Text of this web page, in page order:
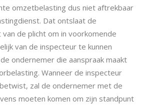
omzetbelasting dus niet aftrekbaar
Dat ontslaat de
de plicht om in voorkomende
van de inspecteur te kunnen
ondernemer die aanspraak maakt
Wanneer de inspecteur
zal de ondernemer met de
moeten komen om zijn standpunt